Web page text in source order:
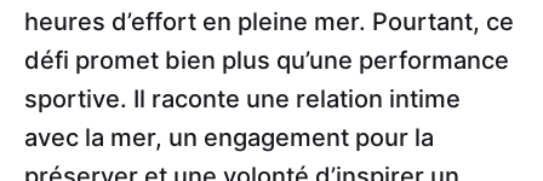
heures d’effort en pleine mer. Pourtant, ce
défi promet bien plus qu’une performance
sportive. Il raconte une relation intime
avec la mer, un engagement pour la